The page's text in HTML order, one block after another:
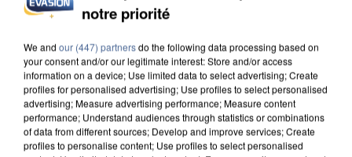
notre priorité
We and our (447) partnersdo the following data processing based on
your consent and/or our legitimate interest: Store and/or access
information on a device; Use limited data to select advertising; Create
profiles for personalised advertising; Use profiles to select personalised
advertising; Measure advertising performance; Measure content
performance; Understand audiences through statistics or combinations
of data from different sources; Develop and improve services; Create
profiles to personalise content; Use profiles to select personalised